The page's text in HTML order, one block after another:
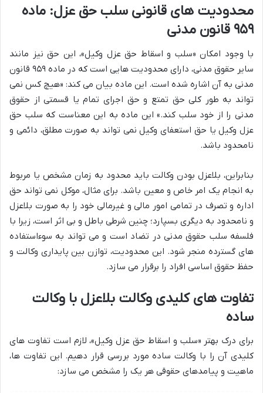
محدودیت های قانونی سلب حق عزل: ماده
۹۵۹ قانون مدنی
با وجود امکان «سلب و اسقاط حق عزل وکیل»، این حق نیز مانند
سایر حقوق مدنی، دارای محدودیت هایی است که در ماده ۹۵۹ قانون
مدنی به آن اشاره شده است. این ماده بیان می کند: «هیچ کس نمی
تواند به طور کلی حق تمتع و حق اجرای تمام یا قسمتی از حقوق
مدنی را از خود سلب کند.» این ماده به این معناست که سلب حق
عزل وکیل یا حق استعفای وکیل نمی تواند به صورت مطلق، دائمی و
نامحدود باشد.
بنابراین، بلاعزل بودن وکالت باید محدود به زمان مشخص یا مربوط
به انجام یک امر خاص و معین باشد. برای مثال، موکل نمی تواند حق
اداره و تصرف در تمامی امور مالی و غیرمالی خود را به صورت بلاعزل
و نامحدود به دیگری بسپارد؛ چنین شرطی باطل و بی اثر است، زیرا با
فلسفه سلب حقوق مدنی در تضاد است و می تواند به سوءاستفاده
های گسترده منجر شود. این محدودیت، توازن بین پایداری وکالت و
حفظ حقوق اساسی افراد را برقرار می سازد.
تفاوت های کلیدی وکالت بلاعزل با وکالت
ساده
برای درک بهتر «سلب و اسقاط حق عزل وکیل»، لازم است تفاوت های
کلیدی آن را با وکالت ساده مورد بررسی قرار دهیم. این تفاوت ها،
ماهیت و پیامدهای حقوقی هر یک را مشخص می سازد: